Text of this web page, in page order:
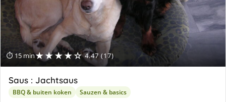
⏱ 15 min★★★★☆ 4.47 (17)
Saus : Jachtsaus
BBQ & buiten koken Sauzen & basics